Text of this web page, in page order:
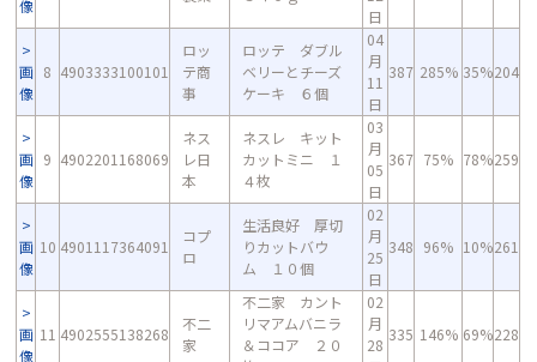
像
日
画
像
8 4903333100101
ロッ
テ商
事
ロッテ ダブル
ベリーとチーズ
ケーキ ６個
04
月
11
日
387 285% 35%204
画
像
9 4902201168069
ネス
レ日
本
ネスレ キット
カットミニ １
４枚
03
月
05
日
367 75% 78%259
画
像
10 4901117364091
コプ
ロ
生活良好 厚切
りカットバウ
ム １０個
02
月
25
日
348 96% 10%261
画
像
11 4902555138268
不二
家
不二家 カント
リマアムバニラ
＆ココア ２０
02
月
28
335 146% 69%228